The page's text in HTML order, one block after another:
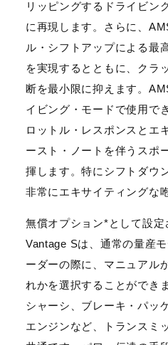
リッピングするドライビン
に再現します。さらに、
ル・シフトアップによる最
を実現するとともに、クラ
断を最小限に抑えます。
イビング・モードで使用で
ロットル・レスポンスとエ
ースト・ノートを伴うスポ
揮します。特にシフトダウ
非常にエキサイティングな
無償オプション*として設
Vantage Sは、通常の量産
ーダーの際に、マニュアル
れかを選択することができ
シャーシ、ブレーキ・パッ
エンジンなど、トランスミ